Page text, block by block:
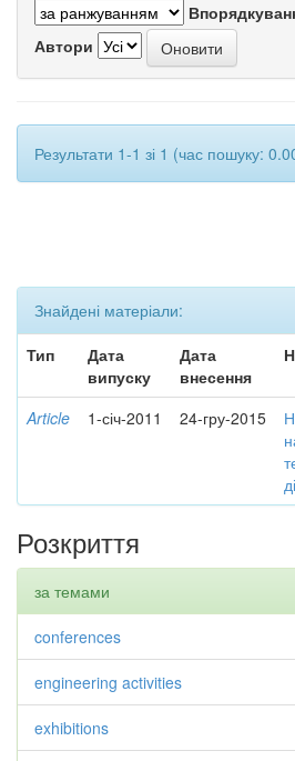
Автори
Результати 1-1 зі 1 (час пошуку:
Знайдені матеріали:
Тип
Дата
випуску
Дата
внесення
Article 1-січ-2011 24-гру-2015
Розкриття
за темами
conferences
engineering activities
exhibitions